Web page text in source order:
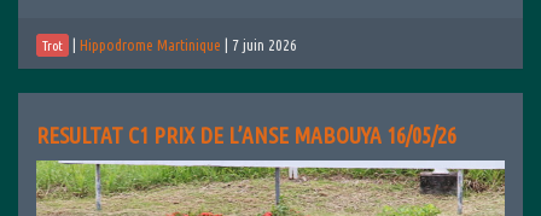
Trot | Hippodrome Martinique | 7 juin 2026
RESULTAT C1 PRIX DE L’ANSE MABOUYA 16/05/26